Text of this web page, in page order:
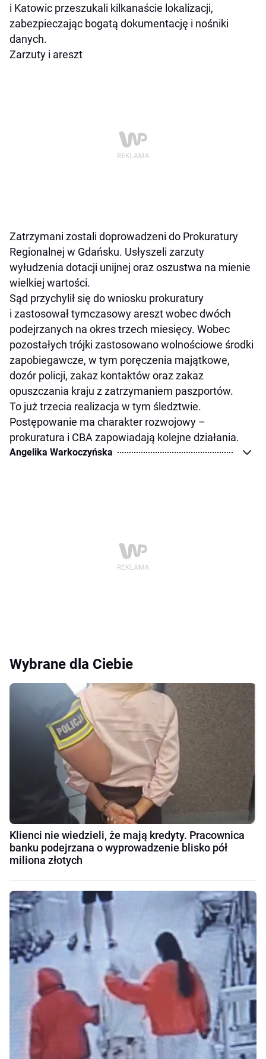
i Katowic przeszukali kilkanaście lokalizacji,
zabezpieczając bogatą dokumentację i nośniki
danych.
Zarzuty i areszt
Zatrzymani zostali doprowadzeni do Prokuratury
Regionalnej w Gdańsku. Usłyszeli zarzuty
wyłudzenia dotacji unijnej oraz oszustwa na mienie
wielkiej wartości.
Sąd przychylił się do wniosku prokuratury
i zastosował tymczasowy areszt wobec dwóch
podejrzanych na okres trzech miesięcy. Wobec
pozostałych trójki zastosowano wolnościowe środki
zapobiegawcze, w tym poręczenia majątkowe,
dozór policji, zakaz kontaktów oraz zakaz
opuszczania kraju z zatrzymaniem paszportów.
To już trzecia realizacja w tym śledztwie.
Postępowanie ma charakter rozwojowy –
prokuratura i CBA zapowiadają kolejne działania.
Angelika Warkoczyńska
Wybrane dla Ciebie
Klienci nie wiedzieli, że mają kredyty. Pracownica
banku podejrzana o wyprowadzenie blisko pół
miliona złotych